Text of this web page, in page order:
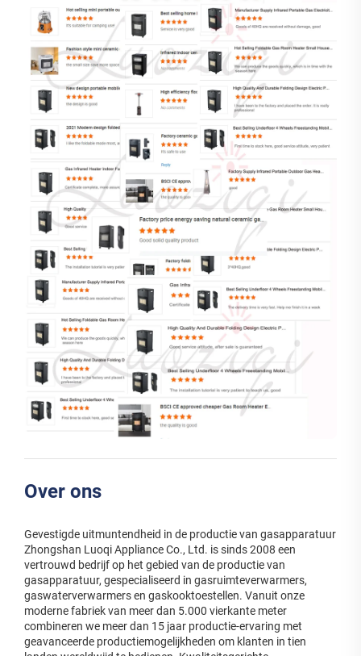
Over ons
Gevestigde uitmuntendheid in de productie van gasapparatuur
Zhongshan Luoqi Appliance Co., Ltd. is sinds 2008 een
vertrouwd bedrijf op het gebied van de productie van
gasapparatuur, gespecialiseerd in gasruimteverwarmers,
gaswaterverwarmers en gaskooktoestellen. Vanuit onze
moderne fabriek van meer dan 5.000 vierkante meter
combineren we meer dan 15 jaar productie-ervaring met
geavanceerde productiemogelijkheden om klanten in tien